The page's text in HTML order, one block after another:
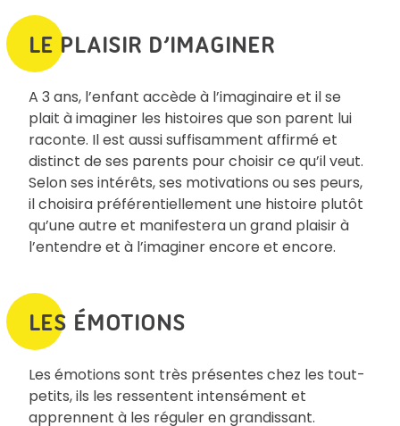
LE PLAISIR D’IMAGINER
A 3 ans, l’enfant accède à l’imaginaire et il se
plait à imaginer les histoires que son parent lui
raconte. Il est aussi suffisamment affirmé et
distinct de ses parents pour choisir ce qu’il veut.
Selon ses intérêts, ses motivations ou ses peurs,
il choisira préférentiellement une histoire plutôt
qu’une autre et manifestera un grand plaisir à
l’entendre et à l’imaginer encore et encore.
LES ÉMOTIONS
Les émotions sont très présentes chez les tout-
petits, ils les ressentent intensément et
apprennent à les réguler en grandissant.